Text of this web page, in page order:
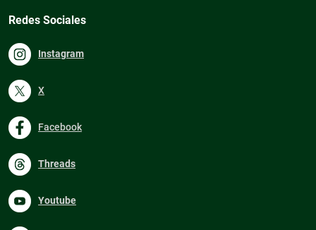
Redes Sociales
Instagram
X
Facebook
Threads
Youtube